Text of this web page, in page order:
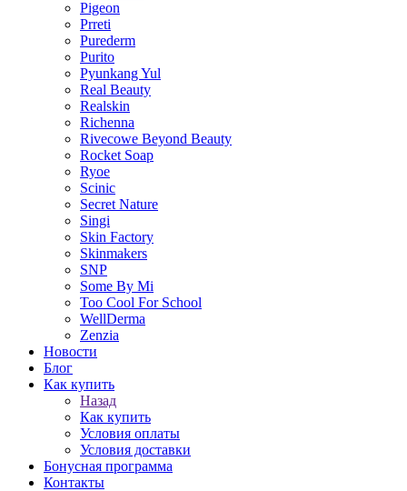
Pigeon
Prreti
Purederm
Purito
Pyunkang Yul
Real Beauty
Realskin
Richenna
Rivecowe Beyond Beauty
Rocket Soap
Ryoe
Scinic
Secret Nature
Singi
Skin Factory
Skinmakers
SNP
Some By Mi
Too Cool For School
WellDerma
Zenzia
Новости
Блог
Как купить
Назад
Как купить
Условия оплаты
Условия доставки
Бонусная программа
Контакты